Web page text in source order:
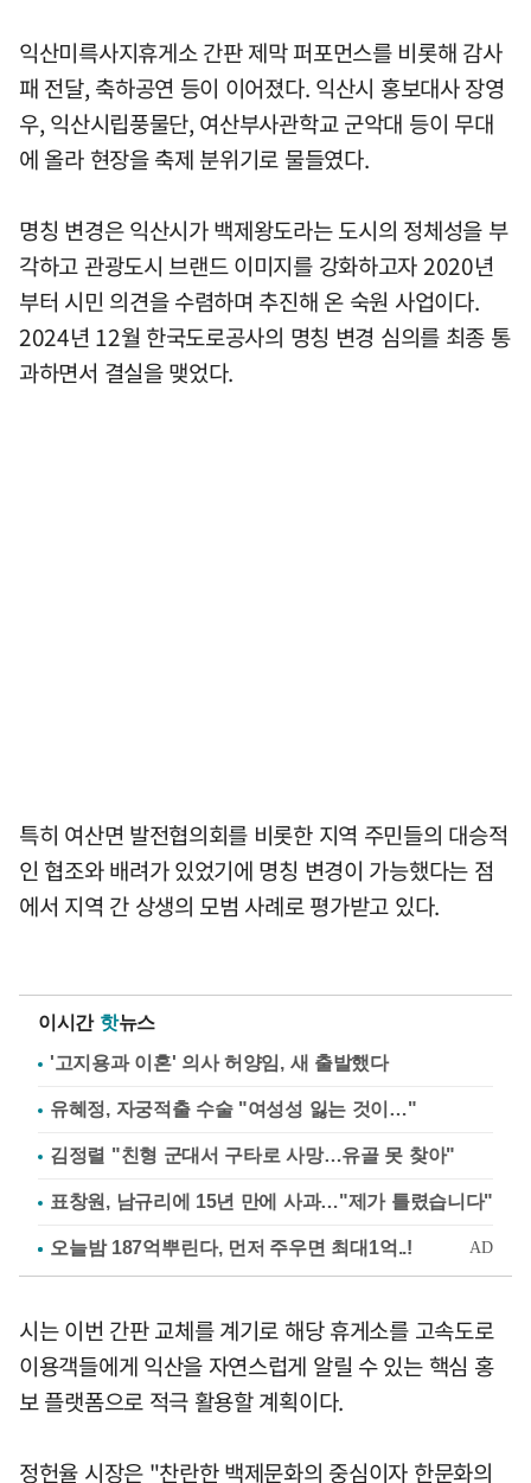
익산미륵사지휴게소 간판 제막 퍼포먼스를 비롯해 감사
패 전달, 축하공연 등이 이어졌다. 익산시 홍보대사 장영
우, 익산시립풍물단, 여산부사관학교 군악대 등이 무대
에 올라 현장을 축제 분위기로 물들였다.
명칭 변경은 익산시가 백제왕도라는 도시의 정체성을 부
각하고 관광도시 브랜드 이미지를 강화하고자 2020년
부터 시민 의견을 수렴하며 추진해 온 숙원 사업이다.
2024년 12월 한국도로공사의 명칭 변경 심의를 최종 통
과하면서 결실을 맺었다.
특히 여산면 발전협의회를 비롯한 지역 주민들의 대승적
인 협조와 배려가 있었기에 명칭 변경이 가능했다는 점
에서 지역 간 상생의 모범 사례로 평가받고 있다.
이시간 핫뉴스
'고지용과 이혼' 의사 허양임, 새 출발했다
유혜정, 자궁적출 수술 "여성성 잃는 것이…"
김정렬 "친형 군대서 구타로 사망…유골 못 찾아"
표창원, 남규리에 15년 만에 사과…"제가 틀렸습니다"
시는 이번 간판 교체를 계기로 해당 휴게소를 고속도로
이용객들에게 익산을 자연스럽게 알릴 수 있는 핵심 홍
보 플랫폼으로 적극 활용할 계획이다.
정헌율 시장은 "찬란한 백제문화의 중심이자 한문화의